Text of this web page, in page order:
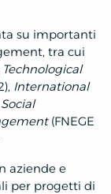
su importanti
tra cui
Technological
International
(FNEGE
aziende e
per progetti di